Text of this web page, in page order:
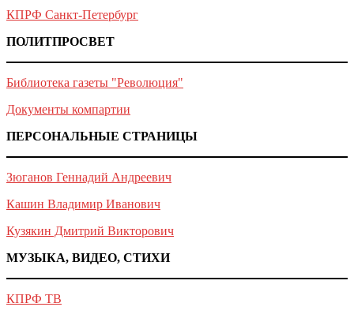
КПРФ Санкт-Петербург
ПОЛИТПРОСВЕТ
Библиотека газеты "Революция"
Документы компартии
ПЕРСОНАЛЬНЫЕ СТРАНИЦЫ
Зюганов Геннадий Андреевич
Кашин Владимир Иванович
Кузякин Дмитрий Викторович
МУЗЫКА, ВИДЕО, СТИХИ
КПРФ ТВ